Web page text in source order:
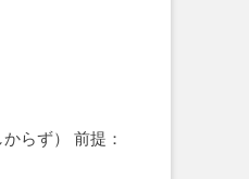
らず） 前提：